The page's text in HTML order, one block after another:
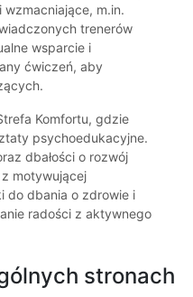
m.in.
trenerów
wsparcie i
ćwiczeń, aby
Komfortu, gdzie
psychoedukacyjne.
dbałości o rozwój
motywującej
do dbania o zdrowie i
radości z aktywnego
stronach